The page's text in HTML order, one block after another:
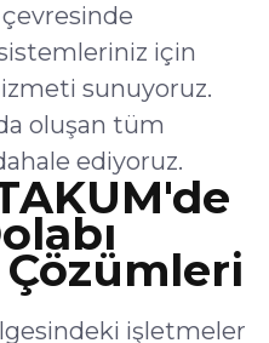
çevresinde
için
sunuyoruz.
oluşan tüm
ediyoruz.
Çözümleri
işletmeler